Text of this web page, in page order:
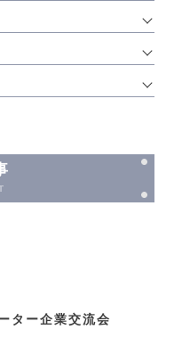
ター企業交流会